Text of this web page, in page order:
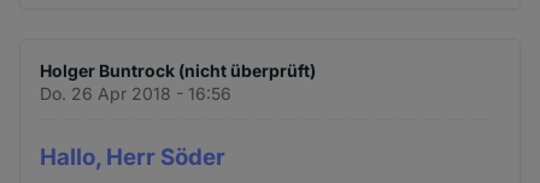
Holger Buntrock (nicht überprüft)
Do. 26 Apr 2018 - 16:56
Hallo, Herr Söder